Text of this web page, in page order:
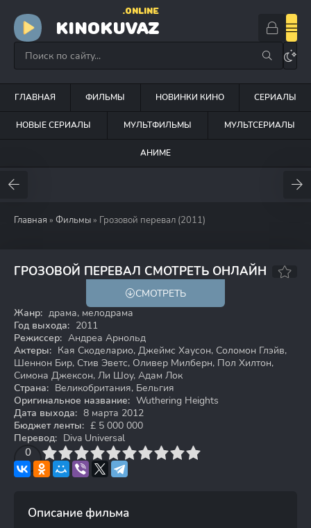
KINOKUVAZ
.ONLINE
ГЛАВНАЯ ФИЛЬМЫ НОВИНКИ КИНО СЕРИАЛЫ
НОВЫЕ СЕРИАЛЫ МУЛЬТФИЛЬМЫ МУЛЬТСЕРИАЛЫ
АНИМЕ
Главная » Фильмы » Грозовой перевал (2011)
ГРОЗОВОЙ ПЕРЕВАЛ СМОТРЕТЬ ОНЛАЙН
5.9 60
СМОТРЕТЬ
Жанр: драма, мелодрама
Год выхода: 2011
Режиссер: Андреа Арнольд
Актеры: Кая Скоделарио, Джеймс Хаусон, Соломон Глэйв,
Шеннон Бир, Стив Эветс, Оливер Милберн, Пол Хилтон,
Симона Джексон, Ли Шоу, Адам Лок
Страна: Великобритания, Бельгия
Оригинальное название: Wuthering Heights
Дата выхода: 8 марта 2012
Бюджет ленты: £ 5 000 000
Перевод: Diva Universal
0
4 6 7 8 9 10
Описание фильма